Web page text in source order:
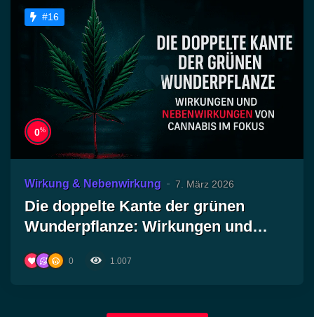
#16
0%
Wirkung & Nebenwirkung 7. März 2026
Die doppelte Kante der grünen
Wunderpflanze: Wirkungen und
Fokus!
0 1.007